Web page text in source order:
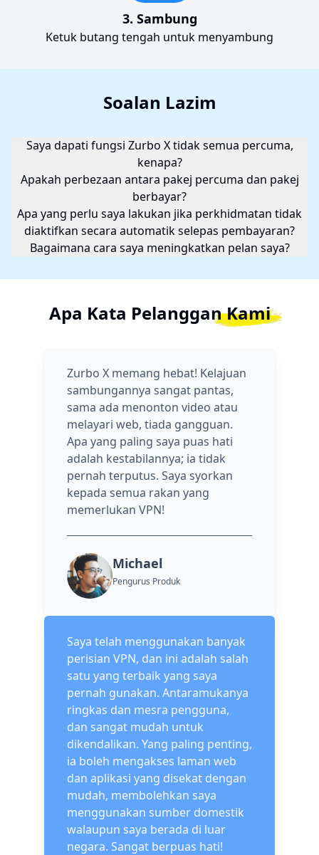
3. Sambung
Ketuk butang tengah untuk menyambung
Soalan Lazim
Saya dapati fungsi Zurbo X tidak semua percuma,
kenapa?
Apakah perbezaan antara pakej percuma dan pakej
berbayar?
Apa yang perlu saya lakukan jika perkhidmatan tidak
diaktifkan secara automatik selepas pembayaran?
Bagaimana cara saya meningkatkan pelan saya?
Apa Kata Pelanggan Kami
Zurbo X memang hebat! Kelajuan
sambungannya sangat pantas,
sama ada menonton video atau
melayari web, tiada gangguan.
Apa yang paling saya puas hati
adalah kestabilannya; ia tidak
pernah terputus. Saya syorkan
kepada semua rakan yang
memerlukan VPN!
Michael
Pengurus Produk
Saya telah menggunakan banyak
perisian VPN, dan ini adalah salah
satu yang terbaik yang saya
pernah gunakan. Antaramukanya
ringkas dan mesra pengguna,
dan sangat mudah untuk
dikendalikan. Yang paling penting,
ia boleh mengakses laman web
dan aplikasi yang disekat dengan
mudah, membolehkan saya
menggunakan sumber domestik
walaupun saya berada di luar
negara. Sangat berpuas hati!